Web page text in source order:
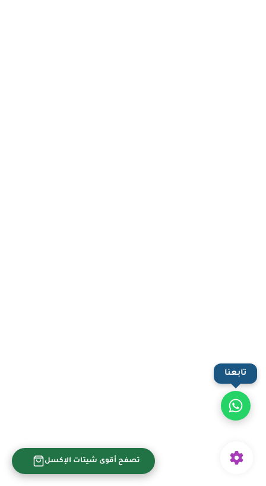
تابعنا
تصفح أقوى شيتات الإكسل